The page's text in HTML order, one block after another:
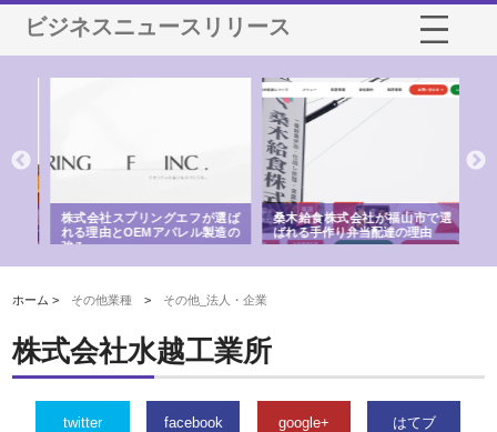
ビジネスニュースリリース
株式会社スプリングエフが選ば
れる理由とOEMアパレル製造の
強み
桑木給食株式会社が福山市で選
ばれる手作り弁当配達の理由
ホーム > その他業種 > その他_法人・企業
株式会社水越工業所
twitter facebook google+ はてブ